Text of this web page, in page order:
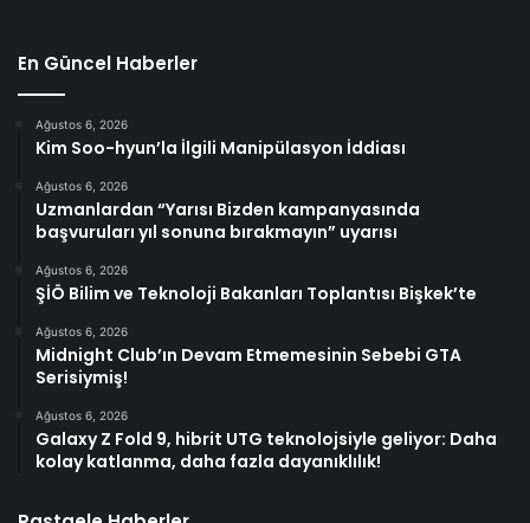
En Güncel Haberler
Ağustos 6, 2026
Kim Soo-hyun’la İlgili Manipülasyon İddiası
Ağustos 6, 2026
Uzmanlardan “Yarısı Bizden kampanyasında
başvuruları yıl sonuna bırakmayın” uyarısı
Ağustos 6, 2026
ŞİÖ Bilim ve Teknoloji Bakanları Toplantısı Bişkek’te
Ağustos 6, 2026
Midnight Club’ın Devam Etmemesinin Sebebi GTA
Serisiymiş!
Ağustos 6, 2026
Galaxy Z Fold 9, hibrit UTG teknolojsiyle geliyor: Daha
kolay katlanma, daha fazla dayanıklılık!